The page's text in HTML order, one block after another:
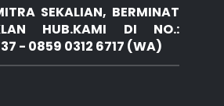
SEKALIAN, BERMINAT
HUB.KAMI DI NO.:
- 0859 0312 6717 (WA)